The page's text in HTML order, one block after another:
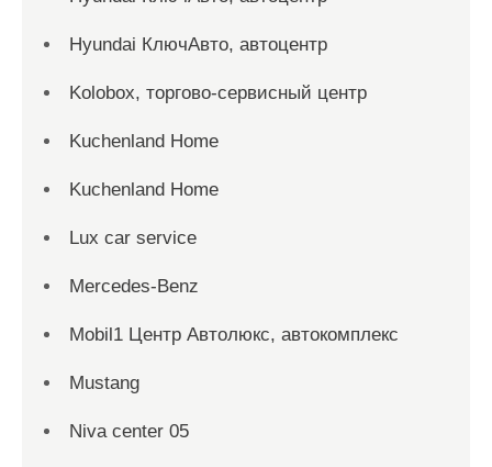
Hyundai КлючАвто, автоцентр
Kolobox, торгово-сервисный центр
Kuchenland Home
Kuchenland Home
Lux car service
Mercedes-Benz
Mobil1 Центр Автолюкс, автокомплекс
Mustang
Niva center 05